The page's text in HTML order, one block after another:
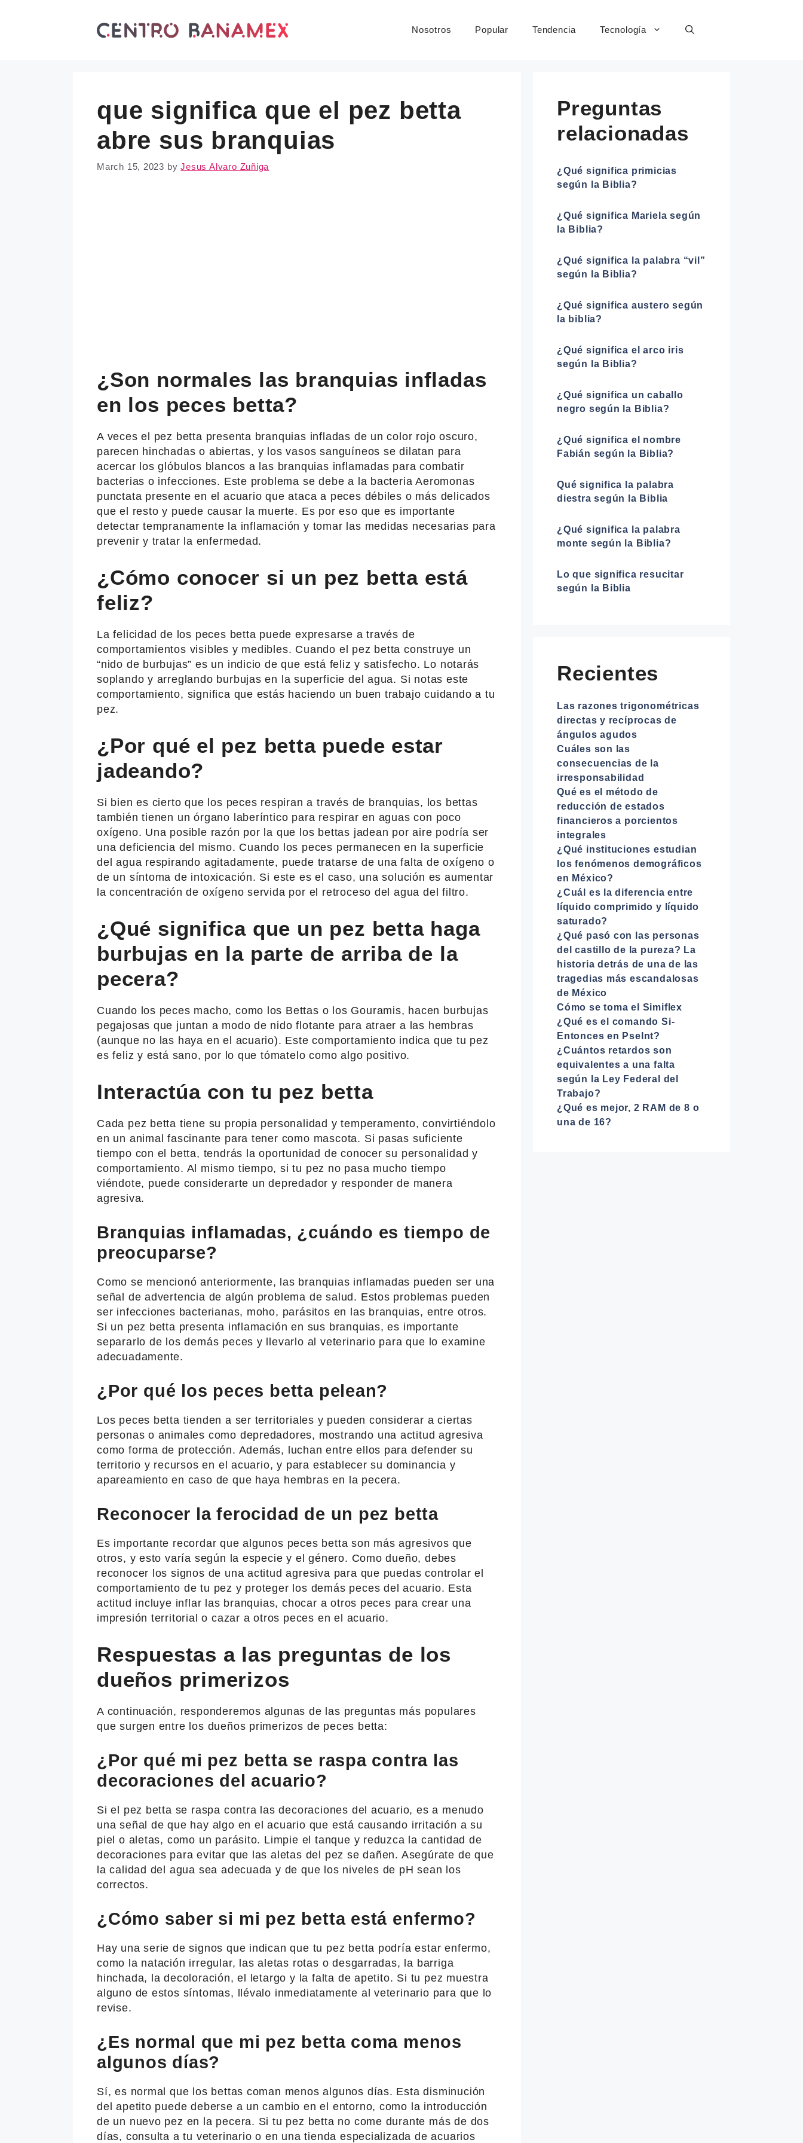
Nosotros Popular Tendencia Tecnología
que significa que el pez betta
abre sus branquias
March 15, 2023 byJesus Alvaro Zuñiga
¿Son normales las branquias infladas
en los peces betta?
A veces el pez betta presenta branquias infladas de un color rojo oscuro,
parecen hinchadas o abiertas, y los vasos sanguíneos se dilatan para
acercar los glóbulos blancos a las branquias inflamadas para combatir
bacterias o infecciones. Este problema se debe a la bacteria Aeromonas
punctata presente en el acuario que ataca a peces débiles o más delicados
que el resto y puede causar la muerte. Es por eso que es importante
detectar tempranamente la inflamación y tomar las medidas necesarias para
prevenir y tratar la enfermedad.
¿Cómo conocer si un pez betta está
feliz?
La felicidad de los peces betta puede expresarse a través de
comportamientos visibles y medibles. Cuando el pez betta construye un
“nido de burbujas” es un indicio de que está feliz y satisfecho. Lo notarás
soplando y arreglando burbujas en la superficie del agua. Si notas este
comportamiento, significa que estás haciendo un buen trabajo cuidando a tu
pez.
¿Por qué el pez betta puede estar
jadeando?
Si bien es cierto que los peces respiran a través de branquias, los bettas
también tienen un órgano laberíntico para respirar en aguas con poco
oxígeno. Una posible razón por la que los bettas jadean por aire podría ser
una deficiencia del mismo. Cuando los peces permanecen en la superficie
del agua respirando agitadamente, puede tratarse de una falta de oxígeno o
de un síntoma de intoxicación. Si este es el caso, una solución es aumentar
la concentración de oxígeno servida por el retroceso del agua del filtro.
¿Qué significa que un pez betta haga
burbujas en la parte de arriba de la
pecera?
Cuando los peces macho, como los Bettas o los Gouramis, hacen burbujas
pegajosas que juntan a modo de nido flotante para atraer a las hembras
(aunque no las haya en el acuario). Este comportamiento indica que tu pez
es feliz y está sano, por lo que tómatelo como algo positivo.
Interactúa con tu pez betta
Cada pez betta tiene su propia personalidad y temperamento, convirtiéndolo
en un animal fascinante para tener como mascota. Si pasas suficiente
tiempo con el betta, tendrás la oportunidad de conocer su personalidad y
comportamiento. Al mismo tiempo, si tu pez no pasa mucho tiempo
viéndote, puede considerarte un depredador y responder de manera
agresiva.
Branquias inflamadas, ¿cuándo es tiempo de
preocuparse?
Como se mencionó anteriormente, las branquias inflamadas pueden ser una
señal de advertencia de algún problema de salud. Estos problemas pueden
ser infecciones bacterianas, moho, parásitos en las branquias, entre otros.
Si un pez betta presenta inflamación en sus branquias, es importante
separarlo de los demás peces y llevarlo al veterinario para que lo examine
adecuadamente.
¿Por qué los peces betta pelean?
Los peces betta tienden a ser territoriales y pueden considerar a ciertas
personas o animales como depredadores, mostrando una actitud agresiva
como forma de protección. Además, luchan entre ellos para defender su
territorio y recursos en el acuario, y para establecer su dominancia y
apareamiento en caso de que haya hembras en la pecera.
Reconocer la ferocidad de un pez betta
Es importante recordar que algunos peces betta son más agresivos que
otros, y esto varía según la especie y el género. Como dueño, debes
reconocer los signos de una actitud agresiva para que puedas controlar el
comportamiento de tu pez y proteger los demás peces del acuario. Esta
actitud incluye inflar las branquias, chocar a otros peces para crear una
impresión territorial o cazar a otros peces en el acuario.
Respuestas a las preguntas de los
dueños primerizos
A continuación, responderemos algunas de las preguntas más populares
que surgen entre los dueños primerizos de peces betta:
¿Por qué mi pez betta se raspa contra las
decoraciones del acuario?
Si el pez betta se raspa contra las decoraciones del acuario, es a menudo
una señal de que hay algo en el acuario que está causando irritación a su
piel o aletas, como un parásito. Limpie el tanque y reduzca la cantidad de
decoraciones para evitar que las aletas del pez se dañen. Asegúrate de que
la calidad del agua sea adecuada y de que los niveles de pH sean los
correctos.
¿Cómo saber si mi pez betta está enfermo?
Hay una serie de signos que indican que tu pez betta podría estar enfermo,
como la natación irregular, las aletas rotas o desgarradas, la barriga
hinchada, la decoloración, el letargo y la falta de apetito. Si tu pez muestra
alguno de estos síntomas, llévalo inmediatamente al veterinario para que lo
revise.
¿Es normal que mi pez betta coma menos
algunos días?
Sí, es normal que los bettas coman menos algunos días. Esta disminución
del apetito puede deberse a un cambio en el entorno, como la introducción
de un nuevo pez en la pecera. Si tu pez betta no come durante más de dos
días, consulta a tu veterinario o en una tienda especializada de acuarios
Preguntas
relacionadas
¿Qué significa primicias
según la Biblia?
¿Qué significa Mariela según
la Biblia?
¿Qué significa la palabra “vil”
según la Biblia?
¿Qué significa austero según
la biblia?
¿Qué significa el arco iris
según la Biblia?
¿Qué significa un caballo
negro según la Biblia?
¿Qué significa el nombre
Fabián según la Biblia?
Qué significa la palabra
diestra según la Biblia
¿Qué significa la palabra
monte según la Biblia?
Lo que significa resucitar
según la Biblia
Recientes
Las razones trigonométricas
directas y recíprocas de
ángulos agudos
Cuáles son las
consecuencias de la
irresponsabilidad
Qué es el método de
reducción de estados
financieros a porcientos
integrales
¿Qué instituciones estudian
los fenómenos demográficos
en México?
¿Cuál es la diferencia entre
líquido comprimido y líquido
saturado?
¿Qué pasó con las personas
del castillo de la pureza? La
historia detrás de una de las
tragedias más escandalosas
de México
Cómo se toma el Simiflex
¿Qué es el comando Si-
Entonces en PseInt?
¿Cuántos retardos son
equivalentes a una falta
según la Ley Federal del
Trabajo?
¿Qué es mejor, 2 RAM de 8 o
una de 16?